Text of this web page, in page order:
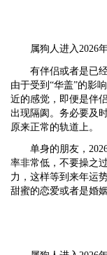
属狗人进入2026
有伴侣或者是已
由于受到“华盖”的影
近的感觉，即便是伴
出现隔阂。务必要及
原来正常的轨道上。
单身的朋友，
率非常低，不要操之
力，这样等到来年运
甜蜜的恋爱或者是婚